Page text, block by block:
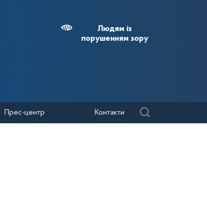
Людям із
порушенням зору
Прес-центр Контакти